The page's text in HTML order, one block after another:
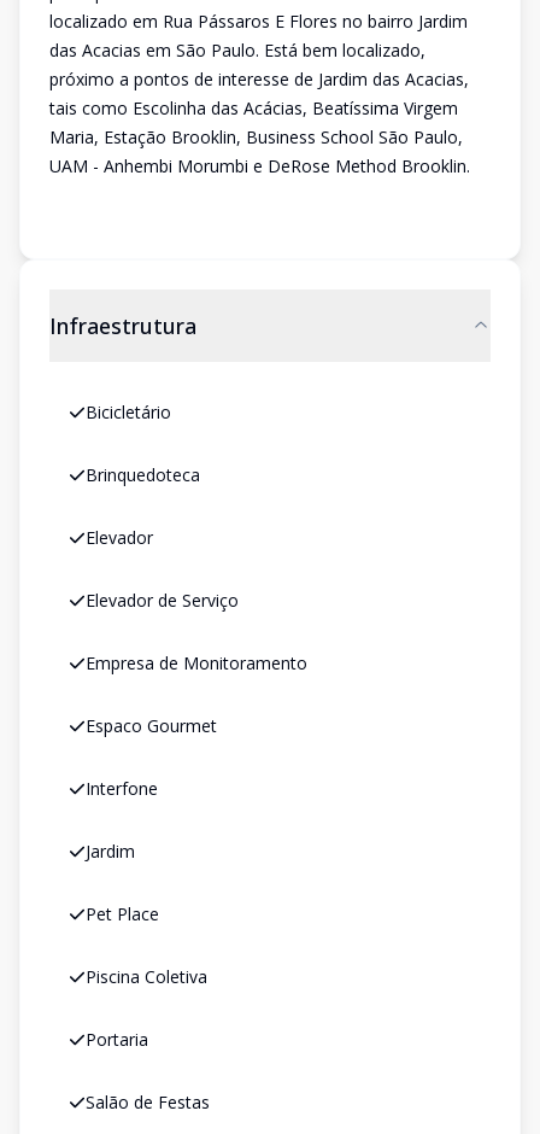
localizado em Rua Pássaros E Flores no bairro Jardim
das Acacias em São Paulo. Está bem localizado,
próximo a pontos de interesse de Jardim das Acacias,
tais como Escolinha das Acácias, Beatíssima Virgem
Maria, Estação Brooklin, Business School São Paulo,
UAM - Anhembi Morumbi e DeRose Method Brooklin.
Infraestrutura
Bicicletário
Brinquedoteca
Elevador
Elevador de Serviço
Empresa de Monitoramento
Espaco Gourmet
Interfone
Jardim
Pet Place
Piscina Coletiva
Portaria
Salão de Festas